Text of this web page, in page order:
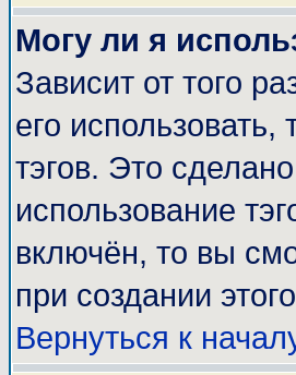
Могу ли я
Зависит от того
его использовать,
тэгов. Это
использование
включён, то вы
при создании
Вернуться к